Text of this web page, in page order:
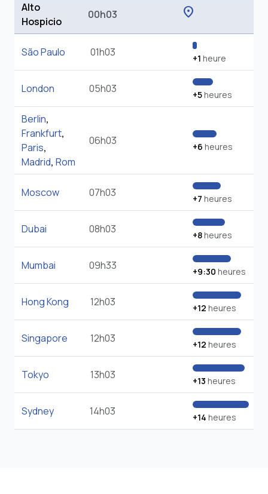
Alto
Hospicio
00h03 location_on
São Paulo 01h03 +1 heure
London 05h03 +5heures
Berlin,
Frankfurt,
Paris,
Madrid, Rom
06h03 +6 heures
Moscow 07h03 +7 heures
Dubai 08h03 +8heures
Mumbai 09h33 +9:30 heures
Hong Kong 12h03 +12 heures
Singapore 12h03 +12 heures
Tokyo 13h03 +13 heures
Sydney 14h03 +14 heures